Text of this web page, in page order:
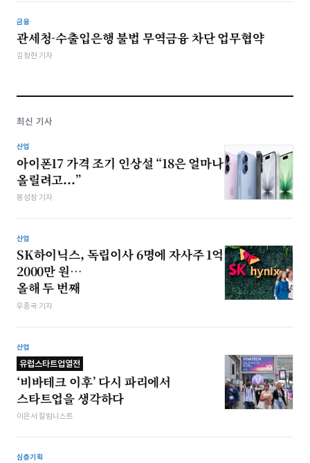
금융
관세청-수출입은행 불법 무역금융 차단 업무협약
김정현 기자
최신 기사
산업
아이폰17 가격 조기 인상설 “18은 얼마나
올릴려고...”
봉성창 기자
산업
SK하이닉스, 독립이사 6명에 자사주 1억
2000만 원…
올해 두 번째
우종국 기자
산업
유럽스타트업열전
‘비바테크 이후’ 다시 파리에서
스타트업을 생각하다
이은서 칼럼니스트
심층기획